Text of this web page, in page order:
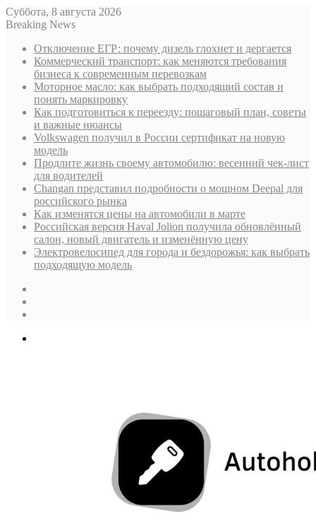
Суббота, 8 августа 2026
Breaking News
Отключение ЕГР: почему дизель глохнет и дергается
Коммерческий транспорт: как меняются требования
бизнеса к современным перевозкам
Моторное масло: как выбрать подходящий состав и
понять маркировку
Как подготовиться к переезду: пошаговый план, советы
и важные нюансы
Volkswagen получил в России сертификат на новую
модель
Продлите жизнь своему автомобилю: весенний чек-лист
для водителей
Changan представил подробности о мощном Deepal для
российского рынка
Как изменятся цены на автомобили в марте
Российская версия Haval Jolion получила обновлённый
салон, новый двигатель и изменённую цену
Электровелосипед для города и бездорожья: как выбрать
подходящую модель